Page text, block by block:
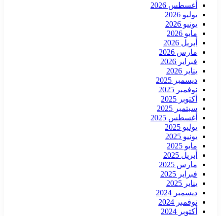
أغسطس 2026
يوليو 2026
يونيو 2026
مايو 2026
أبريل 2026
مارس 2026
فبراير 2026
يناير 2026
ديسمبر 2025
نوفمبر 2025
أكتوبر 2025
سبتمبر 2025
أغسطس 2025
يوليو 2025
يونيو 2025
مايو 2025
أبريل 2025
مارس 2025
فبراير 2025
يناير 2025
ديسمبر 2024
نوفمبر 2024
أكتوبر 2024